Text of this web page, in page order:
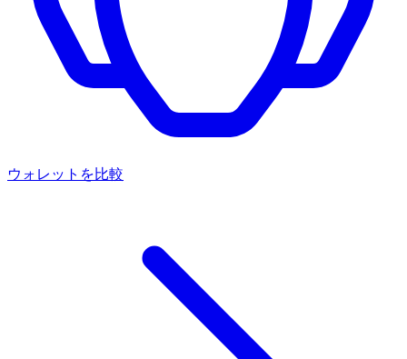
ウォレットを比較